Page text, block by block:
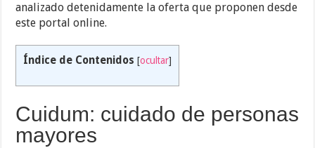
analizado detenidamente la oferta que proponen desde
este portal online.
Índice de Contenidos [ocultar]
Cuidum: cuidado de personas
mayores